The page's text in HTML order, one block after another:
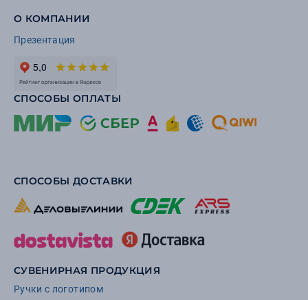
О КОМПАНИИ
Презентация
СПОСОБЫ ОПЛАТЫ
СПОСОБЫ ДОСТАВКИ
СУВЕНИРНАЯ ПРОДУКЦИЯ
Ручки с логотипом